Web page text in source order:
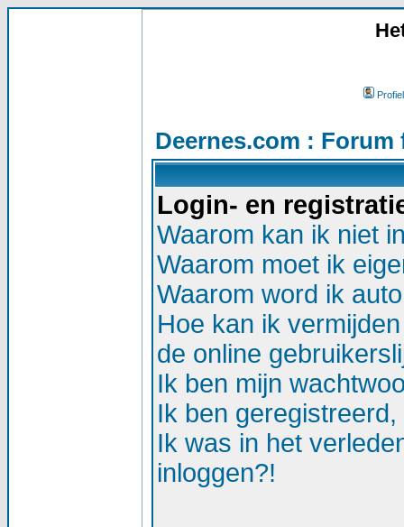
Profiel
Deernes.com :
Login- en
Waarom kan ik niet
Waarom moet ik
Waarom word ik
Hoe kan ik
de online
Ik ben mijn
Ik ben
Ik was in het
inloggen?!